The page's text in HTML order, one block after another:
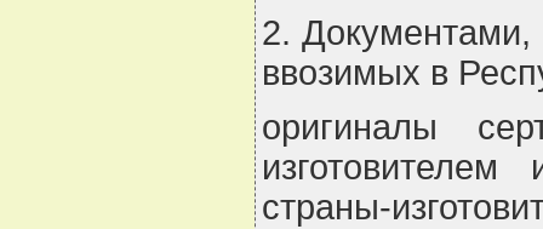
2. Документами,
ввозимых в
оригиналы
страны-